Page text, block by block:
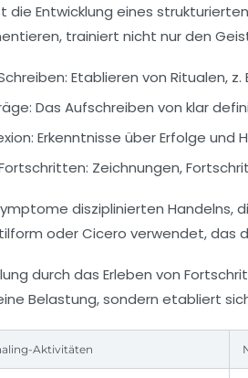
die Entwicklung eines
trainiert nicht nur den
Etablieren von Ritualen,
Das Aufschreiben von klar
Erkenntnisse über Erfolge und
Zeichnungen,
disziplinierten Handelns,
oderCicero verwendet, das
durch das Erleben von
Belastung, sondern etabliert
Aktivitäten